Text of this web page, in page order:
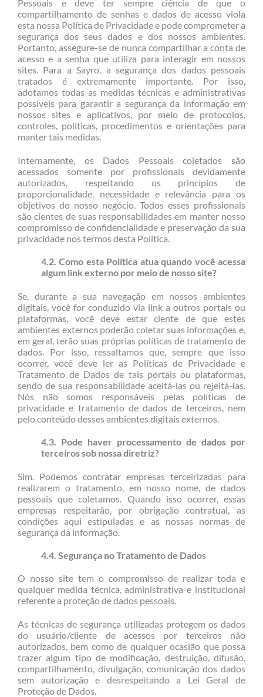
Pessoais e deve ter sempre ciência de que o
compartilhamento de senhas e dados de acesso viola
esta nossa Política de Privacidade e pode comprometer a
segurança dos seus dados e dos nossos ambientes.
Portanto, assegure-se de nunca compartilhar a conta de
acesso e a senha que utiliza para interagir em nossos
sites. Para a Sayro, a segurança dos dados pessoais
tratados é extremamente importante. Por isso,
adotamos todas as medidas técnicas e administrativas
possíveis para garantir a segurança da informação em
nossos sites e aplicativos, por meio de protocolos,
controles, políticas, procedimentos e orientações para
manter tais medidas.
Internamente, os Dados Pessoais coletados são
acessados somente por profissionais devidamente
autorizados, respeitando os princípios de
proporcionalidade, necessidade e relevância para os
objetivos do nosso negócio. Todos esses profissionais
são cientes de suas responsabilidades em manter nosso
compromisso de confidencialidade e preservação da sua
privacidade nos termos desta Política.
4.2. Como esta Política atua quando você acessa
algum link externo por meio de nosso site?
Se, durante a sua navegação em nossos ambientes
digitais, você for conduzido via link a outros portais ou
plataformas, você deve estar ciente de que estes
ambientes externos poderão coletar suas informações e,
em geral, terão suas próprias políticas de tratamento de
dados. Por isso, ressaltamos que, sempre que isso
ocorrer, você deve ler as Políticas de Privacidade e
Tratamento de Dados de tais portais ou plataformas,
sendo de sua responsabilidade aceitá-las ou rejeitá-las.
Nós não somos responsáveis pelas políticas de
privacidade e tratamento de dados de terceiros, nem
pelo conteúdo desses ambientes digitais externos.
4.3. Pode haver processamento de dados por
terceiros sob nossa diretriz?
Sim. Podemos contratar empresas terceirizadas para
realizarem o tratamento, em nosso nome, de dados
pessoais que coletamos. Quando isso ocorrer, essas
empresas respeitarão, por obrigação contratual, as
condições aqui estipuladas e as nossas normas de
segurança da informação.
4.4. Segurança no Tratamento de Dados
O nosso site tem o compromisso de realizar toda e
qualquer medida técnica, administrativa e institucional
referente a proteção de dados pessoais.
As técnicas de segurança utilizadas protegem os dados
do usuário/cliente de acessos por terceiros não
autorizados, bem como de qualquer ocasião que possa
trazer algum tipo de modificação, destruição, difusão,
compartilhamento, divulgação, comunicação dos dados
sem autorização e desrespeitando a Lei Geral de
Proteção de Dados.